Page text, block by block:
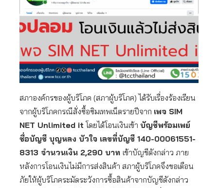
สภาองค์กรของผู้บริโภค (สภาผู้บริโภค) ได้รับเรื่องร้องเรียน
จากผู้บริโภคกรณีสั่งซื้อซิมเทพเน็ตรายปีจาก เพจ SIM
NET Unlimited it โดยได้โอนเงินเข้า บัญชีพร้อมเพย์
ชื่อบัญชี บุญหลง บัวใจ เลขที่บัญชี 140-00061551-
8313 จำนวนเงิน 2,290 บาท เข้าบัญชีดังกล่าว ภาย
หลังการโอนเงินไม่มีการส่งสินค้า สภาผู้บริโภคจึงขอเตือน
ภัยให้ผู้บริโภคระมัดระวังการซื้อสินค้าจากบัญชีดังกล่าว